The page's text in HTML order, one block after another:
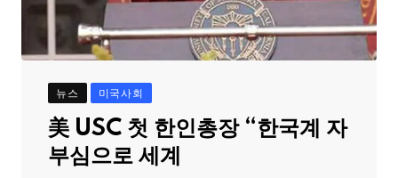
뉴스 미국사회
美 USC 첫 한인총장 “한국계 자
부심으로 세계